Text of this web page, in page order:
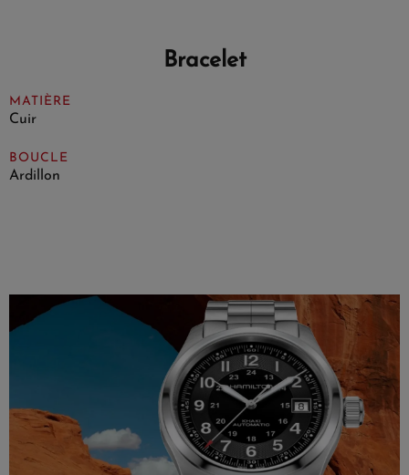
Bracelet
MATIÈRE
Cuir
BOUCLE
Ardillon